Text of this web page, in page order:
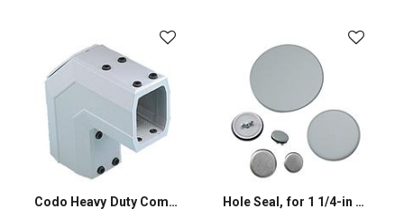
INTELIGENTES
SISTEMAS
PARARRAYOS Codo Heavy Duty Compacto Serie 2 Hole Seal, for 1 1/4-in Conduit